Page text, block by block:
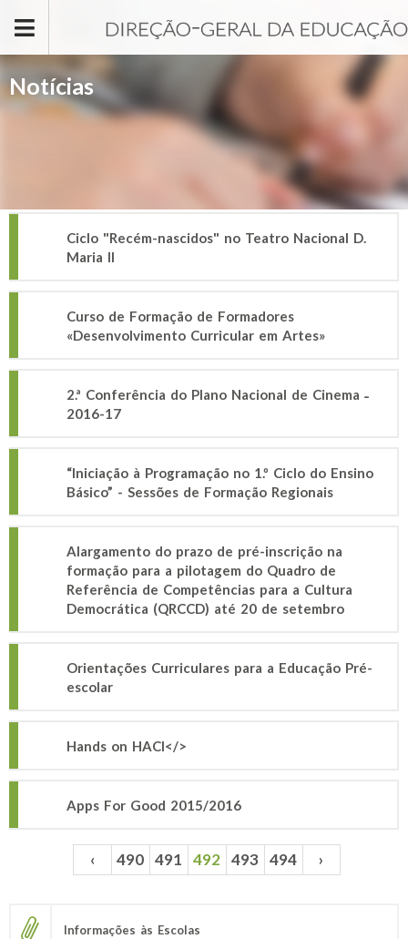
Notícias
Ciclo "Recém-nascidos" no Teatro Nacional D.
Maria II
Curso de Formação de Formadores
«Desenvolvimento Curricular em Artes»
2.ª Conferência do Plano Nacional de Cinema ˗
2016-17
“Iniciação à Programação no 1.º Ciclo do Ensino
Básico” - Sessões de Formação Regionais
Alargamento do prazo de pré-inscrição na
formação para a pilotagem do Quadro de
Referência de Competências para a Cultura
Democrática (QRCCD) até 20 de setembro
Orientações Curriculares para a Educação Pré-
escolar
Hands on HACl</>
Apps For Good 2015/2016
Páginas ‹ 490 491 492 493 494 ›
Informações às Escolas